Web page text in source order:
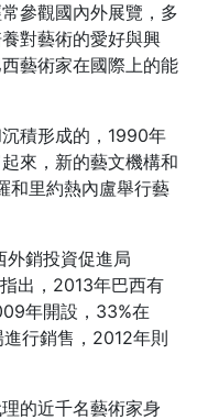
參觀國內外展覽，多
對藝術的愛好與興
藝術家在國際上的能
積形成的，1990年
來，新的藝文機構和
和里約熱內盧舉行藝
外銷投資促進局
出，2013年巴西有
年開設，33%在
行銷售，2012年則
的近千名藝術家身